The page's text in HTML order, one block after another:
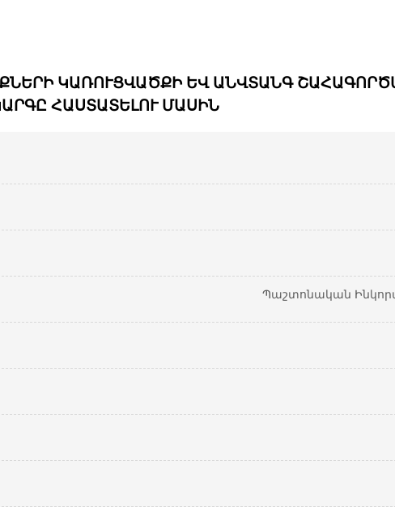
ԿԱՌՈՒՑՎԱԾՔԻ ԵՎ ԱՆՎՏԱՆԳ
ՀԱՍՏԱՏԵԼՈՒ ՄԱՍԻՆ
Պաշտոնական